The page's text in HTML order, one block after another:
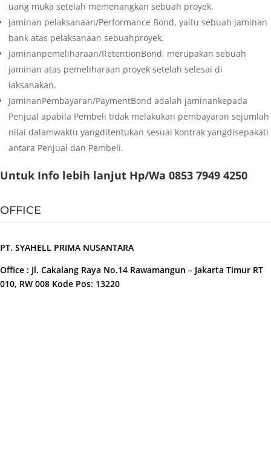
uang muka setelah memenangkan sebuah proyek.
jaminan pelaksanaan/Performance Bond, yaitu sebuah jaminan
bank atas pelaksanaan sebuahproyek.
jaminanpemeliharaan/RetentionBond, merupakan sebuah
jaminan atas pemeliharaan proyek setelah selesai di
laksanakan.
JaminanPembayaran/PaymentBond adalah jaminankepada
Penjual apabila Pembeli tidak melakukan pembayaran sejumlah
nilai dalamwaktu yangditentukan sesuai kontrak yangdisepakati
antara Penjual dan Pembeli.
Untuk Info lebih lanjut Hp/Wa 0853 7949 4250
OFFICE
PT. SYAHELL PRIMA NUSANTARA
Office : Jl. Cakalang Raya No.14 Rawamangun – Jakarta Timur RT
010, RW 008 Kode Pos: 13220